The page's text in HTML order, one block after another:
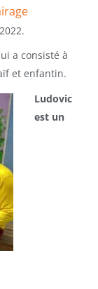
a consisté à
et enfantin.
Ludovic
est un